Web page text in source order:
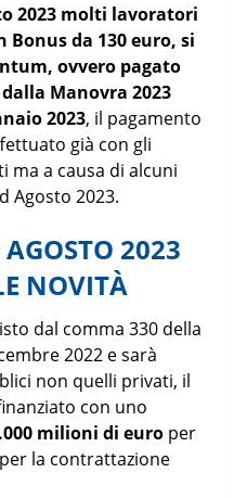
2023 molti lavoratori
da 130 euro, si
ovvero pagato
Manovra 2023
2023, il pagamento
già con gli
ma a causa di alcuni
Agosto 2023.
2023
NOVITÀ
dal comma 330 della
2022 e sarà
non quelli privati, il
con uno
milioni di euro per
la contrattazione